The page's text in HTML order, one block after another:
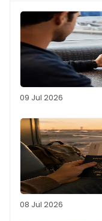
09 Jul 2026
08 Jul 2026